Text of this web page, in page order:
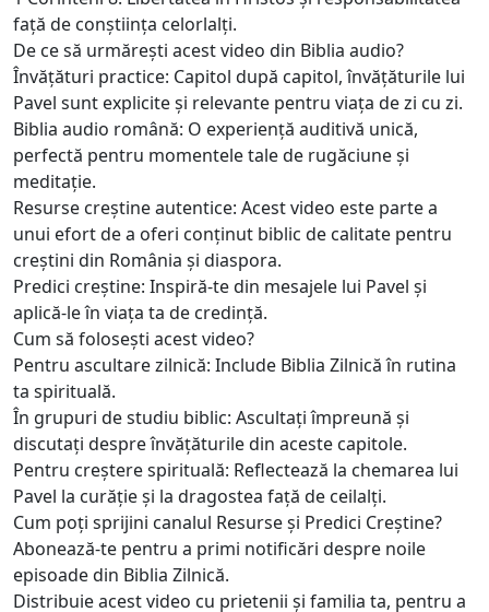
față de conștiința celorlalți.
De ce să urmărești acest video din Biblia audio?
Învățături practice: Capitol după capitol, învățăturile lui
Pavel sunt explicite și relevante pentru viața de zi cu zi.
Biblia audio română: O experiență auditivă unică,
perfectă pentru momentele tale de rugăciune și
meditație.
Resurse creștine autentice: Acest video este parte a
unui efort de a oferi conținut biblic de calitate pentru
creștini din România și diaspora.
Predici creștine: Inspiră-te din mesajele lui Pavel și
aplică-le în viața ta de credință.
Cum să folosești acest video?
Pentru ascultare zilnică: Include Biblia Zilnică în rutina
ta spirituală.
În grupuri de studiu biblic: Ascultați împreună și
discutați despre învățăturile din aceste capitole.
Pentru creștere spirituală: Reflectează la chemarea lui
Pavel la curăție și la dragostea față de ceilalți.
Cum poți sprijini canalul Resurse și Predici Creștine?
Abonează-te pentru a primi notificări despre noile
episoade din Biblia Zilnică.
Distribuie acest video cu prietenii și familia ta, pentru a